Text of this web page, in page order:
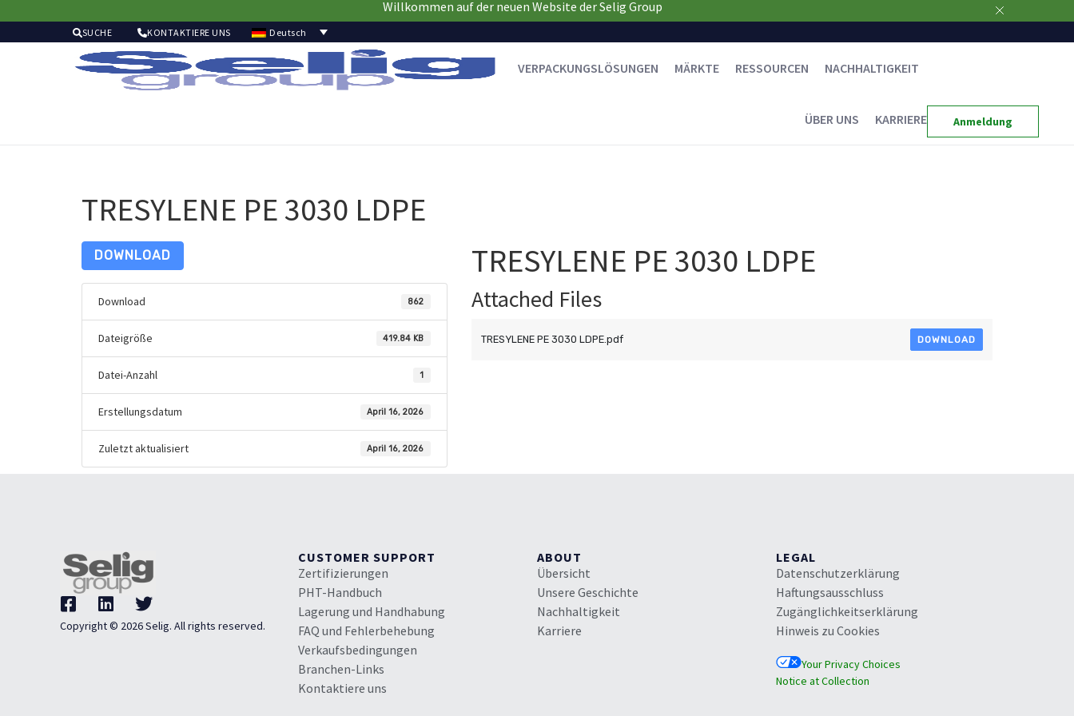
Willkommen auf der neuen Website der Selig Group
SUCHE KONTAKTIERE UNS Deutsch
VERPACKUNGSLÖSUNGEN MÄRKTE RESSOURCEN NACHHALTIGKEIT
ÜBER UNS KARRIERE Anmeldung
TRESYLENE PE 3030 LDPE
DOWNLOAD
Download 862
Dateigröße 419.84 KB
Datei-Anzahl 1
Erstellungsdatum April 16, 2026
Zuletzt aktualisiert April 16, 2026
TRESYLENE PE 3030 LDPE
Attached Files
TRESYLENE PE 3030 LDPE.pdf DOWNLOAD
Copyright © 2026 Selig. All rights reserved.
CUSTOMER SUPPORT
Zertifizierungen
PHT-Handbuch
Lagerung und Handhabung
FAQ und Fehlerbehebung
Verkaufsbedingungen
Branchen-Links
Kontaktiere uns
ABOUT
Übersicht
Unsere Geschichte
Nachhaltigkeit
Karriere
LEGAL
Datenschutzerklärung
Haftungsausschluss
Zugänglichkeitserklärung
Hinweis zu Cookies
Your Privacy Choices
Notice at Collection